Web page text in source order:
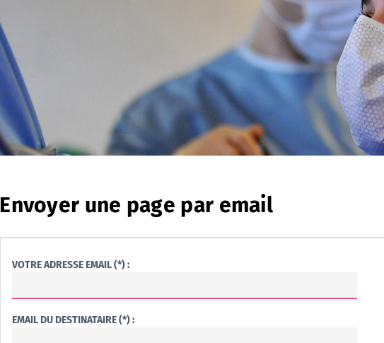
Envoyer une page par email
VOTRE ADRESSE EMAIL (*) :
EMAIL DU DESTINATAIRE (*) :